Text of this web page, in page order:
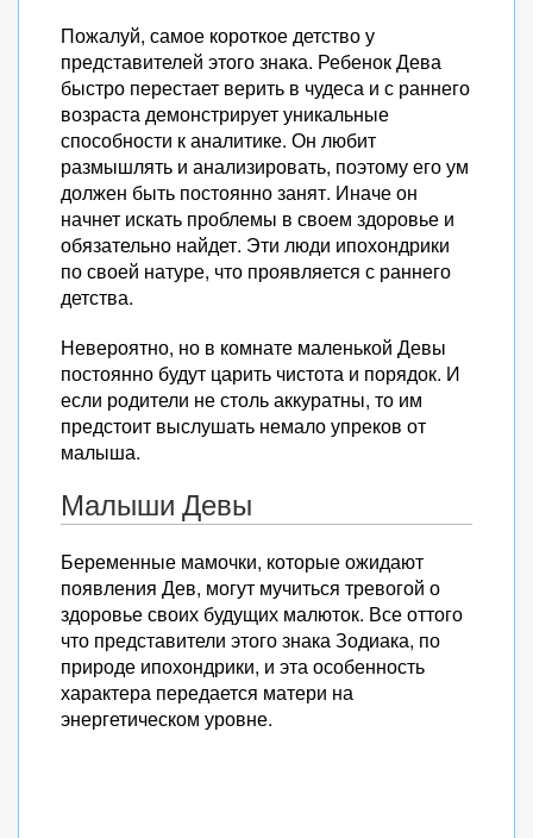
Пожалуй, самое короткое детство у
представителей этого знака. Ребенок Дева
быстро перестает верить в чудеса и с раннего
возраста демонстрирует уникальные
способности к аналитике. Он любит
размышлять и анализировать, поэтому его ум
должен быть постоянно занят. Иначе он
начнет искать проблемы в своем здоровье и
обязательно найдет. Эти люди ипохондрики
по своей натуре, что проявляется с раннего
детства.
Невероятно, но в комнате маленькой Девы
постоянно будут царить чистота и порядок. И
если родители не столь аккуратны, то им
предстоит выслушать немало упреков от
малыша.
Малыши Девы
Беременные мамочки, которые ожидают
появления Дев, могут мучиться тревогой о
здоровье своих будущих малюток. Все оттого
что представители этого знака Зодиака, по
природе ипохондрики, и эта особенность
характера передается матери на
энергетическом уровне.